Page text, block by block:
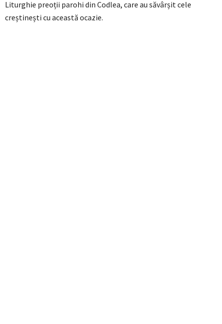
Liturghie preoții parohi din Codlea, care au săvârșit cele
creștinești cu această ocazie.